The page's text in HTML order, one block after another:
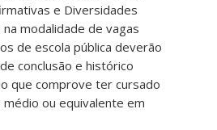
e Diversidades
modalidade de vagas
de escola pública deverão
conclusão e histórico
que comprove ter cursado
ou equivalente em